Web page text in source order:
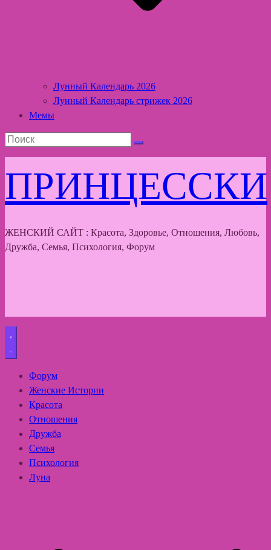
Лунный Календарь 2026
Лунный Календарь стрижек 2026
Мемы
ПРИНЦЕССКИ
ЖЕНСКИЙ САЙТ : Красота, Здоровье, Отношения, Любовь,
Дружба, Семья, Психология, Форум
Форум
Женские Истории
Красота
Отношения
Дружба
Семья
Психология
Луна